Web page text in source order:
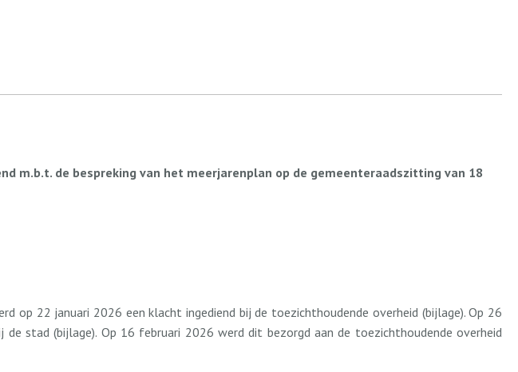
m.b.t. de bespreking van het meerjarenplan op de gemeenteraadszitting van 18
op 22 januari 2026 een klacht ingediend bij de toezichthoudende overheid (bijlage). Op 26
stad (bijlage). Op 16 februari 2026 werd dit bezorgd aan de toezichthoudende overheid